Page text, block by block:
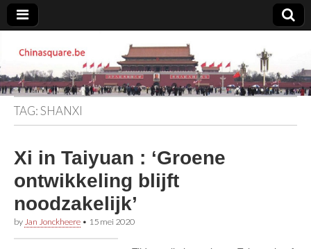
Chinasquare.be
TAG:SHANXI
Xi in Taiyuan : ‘Groene
ontwikkeling blijft
noodzakelijk’
by Jan Jonckheere • 15 mei 2020